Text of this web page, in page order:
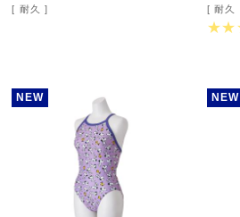
耐久 耐久
NEW NEW